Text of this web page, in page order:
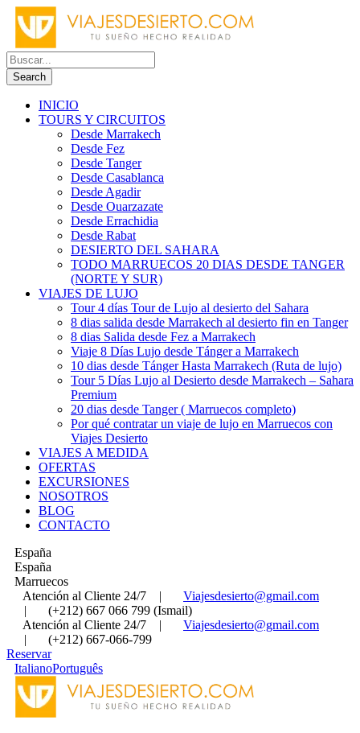
INICIO
TOURS Y CIRCUITOS
Desde Marrakech
Desde Fez
Desde Tanger
Desde Casablanca
Desde Agadir
Desde Ouarzazate
Desde Errachidia
Desde Rabat
DESIERTO DEL SAHARA
TODO MARRUECOS 20 DIAS DESDE TANGER
(NORTE Y SUR)
VIAJES DE LUJO
Tour 4 días Tour de Lujo al desierto del Sahara
8 dias salida desde Marrakech al desierto fin en Tanger
8 dias Salida desde Fez a Marrakech
Viaje 8 Días Lujo desde Tánger a Marrakech
10 dias desde Tánger Hasta Marrakech (Ruta de lujo)
Tour 5 Días Lujo al Desierto desde Marrakech – Sahara
Premium
20 dias desde Tanger ( Marruecos completo)
Por qué contratar un viaje de lujo en Marruecos con
Viajes Desierto
VIAJES A MEDIDA
OFERTAS
EXCURSIONES
NOSOTROS
BLOG
CONTACTO
España
España
Marruecos
Atención al Cliente 24/7
|
Viajesdesierto@gmail.com
|
(+212) 667 066 799 (Ismail)
Atención al Cliente 24/7
|
Viajesdesierto@gmail.com
|
(+212) 667-066-799
Reservar
ItalianoPortuguês